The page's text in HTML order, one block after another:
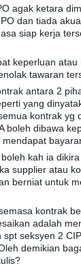
agak ketara
dan tiada
siap kerja
keperluan atau
tawaran
antara 2
yang
kontrak yg
boleh dibawa
kah ia
supplier atau
berniat untuk
kontrak
adalah
seksyen 2
demikian